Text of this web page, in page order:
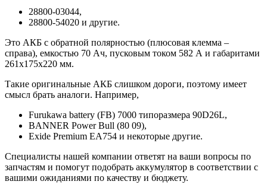
28800-03044,
28800-54020 и другие.
Это АКБ с обратной полярностью (плюсовая клемма –
справа), емкостью 70 Ач, пусковым током 582 А и габаритами
261х175х220 мм.
Такие оригинальные АКБ слишком дороги, поэтому имеет
смысл брать аналоги. Например,
Furukawa battery (FB) 7000 типоразмера 90D26L,
BANNER Power Bull (80 09),
Exide Premium EA754 и некоторые другие.
Специалисты нашей компании ответят на ваши вопросы по
запчастям и помогут подобрать аккумулятор в соответствии с
вашими ожиданиями по качеству и бюджету.